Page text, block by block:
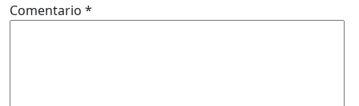
Comentario *